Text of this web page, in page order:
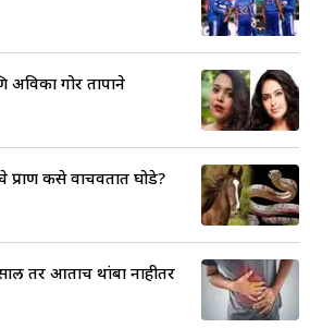
अविका गोर तापाने
प्राण कसे वाचवतात घोडे?
तर आताच थांबा नाहीतर